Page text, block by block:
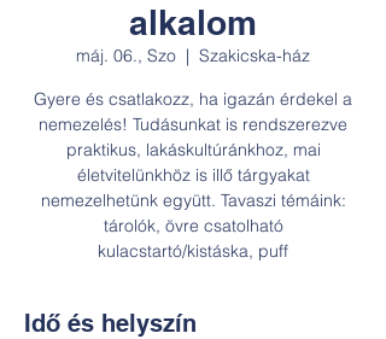
alkalom
máj. 06., Szo
  |
Szakicska-ház
Gyere és csatlakozz, ha igazán érdekel a
nemezelés! Tudásunkat is rendszerezve
praktikus, lakáskultúránkhoz, mai
életvitelünkhöz is illő tárgyakat
nemezelhetünk együtt. Tavaszi témáink:
tárolók, övre csatolható
kulacstartó/kistáska, puff
Idő és helyszín